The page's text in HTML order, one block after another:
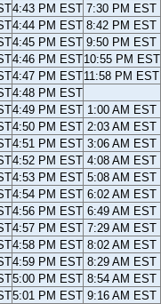
4:43 PM EST 7:30 PM EST
4:44 PM EST 8:42 PM EST
4:45 PM EST 9:50 PM EST
4:46 PM EST10:55 PM EST
4:47 PM EST11:58 PM EST
4:48 PM EST
4:49 PM EST 1:00 AM EST
4:50 PM EST 2:03 AM EST
4:51 PM EST 3:06 AM EST
4:52 PM EST 4:08 AM EST
4:53 PM EST 5:08 AM EST
4:54 PM EST 6:02 AM EST
4:56 PM EST 6:49 AM EST
4:57 PM EST 7:29 AM EST
4:58 PM EST 8:02 AM EST
4:59 PM EST 8:29 AM EST
5:00 PM EST 8:54 AM EST
5:01 PM EST 9:16 AM EST